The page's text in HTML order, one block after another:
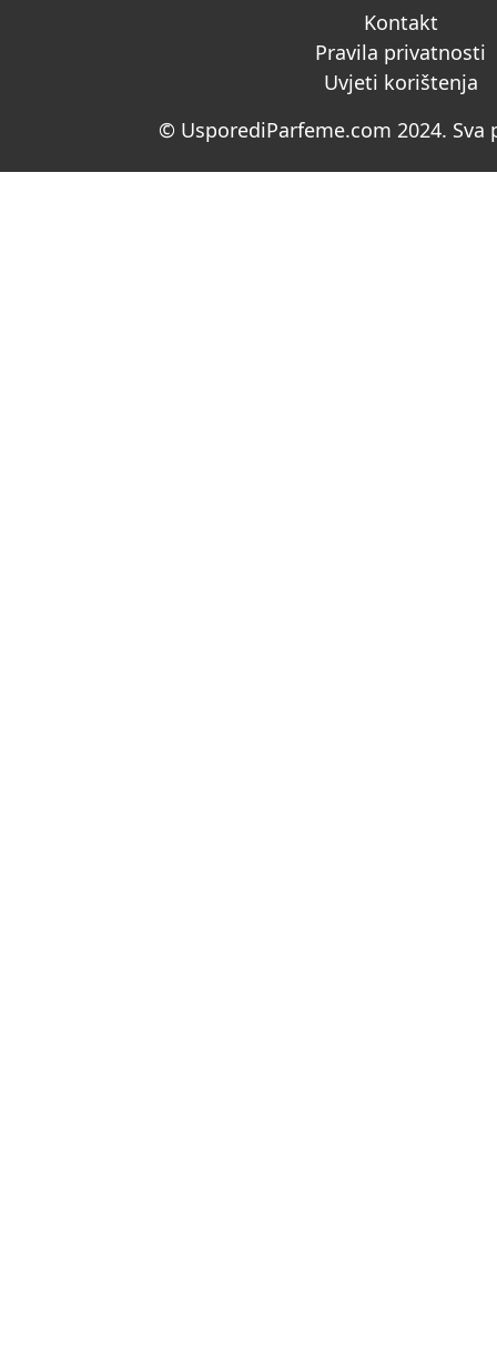
Kontakt
Pravila privatnosti
Uvjeti korištenja
© UsporediParfeme.com 2024. Sva